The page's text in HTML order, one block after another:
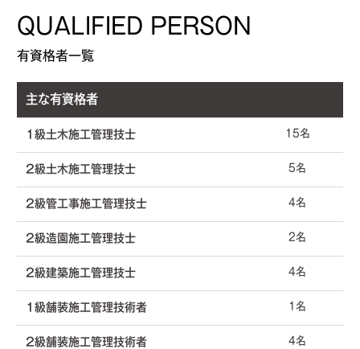
QUALIFIED PERSON
有資格者一覧
主な有資格者
1級土木施工管理技士 15名
2級土木施工管理技士 5名
2級管工事施工管理技士 4名
2級造園施工管理技士 2名
2級建築施工管理技士 4名
1級舗装施工管理技術者 1名
2級舗装施工管理技術者 4名